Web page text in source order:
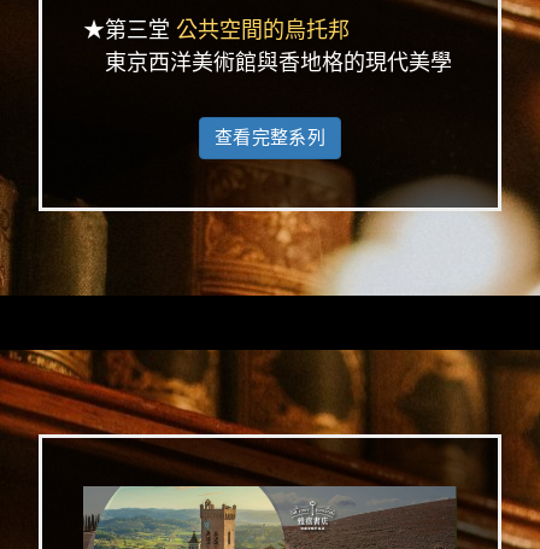
★第三堂 公共空間的烏托邦
東京西洋美術館與香地格的現代美學
查看完整系列